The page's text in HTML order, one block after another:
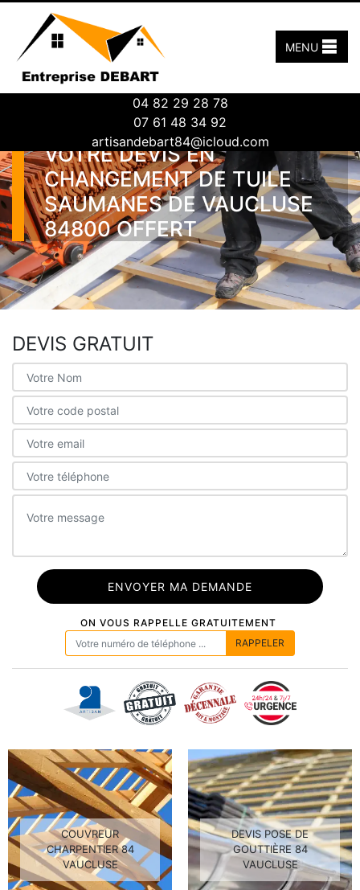
04 82 29 28 78
07 61 48 34 92
artisandebart84@icloud.com
MENU
VOTRE DEVIS EN
CHANGEMENT DE TUILE
SAUMANES DE VAUCLUSE
84800 OFFERT
DEVIS GRATUIT
ON VOUS RAPPELLE GRATUITEMENT
COUVREUR
CHARPENTIER 84
VAUCLUSE
DEVIS POSE DE
GOUTTIÈRE 84
VAUCLUSE